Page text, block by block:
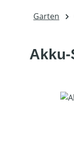
Garten
Akku-